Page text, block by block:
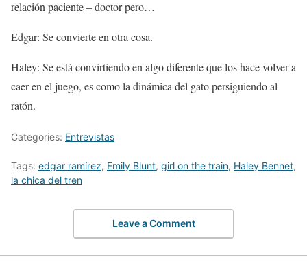
relación paciente – doctor pero…
Edgar: Se convierte en otra cosa.
Haley: Se está convirtiendo en algo diferente que los hace volver a
caer en el juego, es como la dinámica del gato persiguiendo al
ratón.
Categories: Entrevistas
Tags: edgar ramírez, Emily Blunt, girl on the train, Haley Bennet,
la chica del tren
Leave a Comment